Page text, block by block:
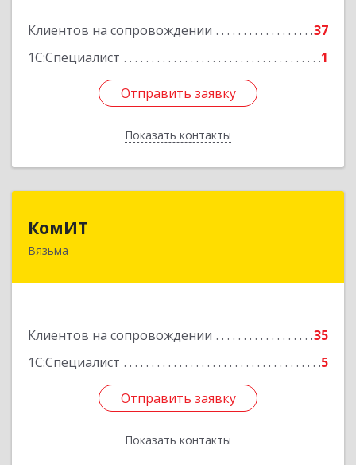
Клиентов на сопровождении
37
1С:Специалист
1
Отправить заявку
Показать контакты
Подробнее
Отправить заявку
Назад
КомИТ
Вязьма
Клиентов на сопровождении
35
1С:Специалист
5
Отправить заявку
Показать контакты
215110, Смоленская обл, Вяземский м. р-н,
Подробнее
Отправить заявку
Назад